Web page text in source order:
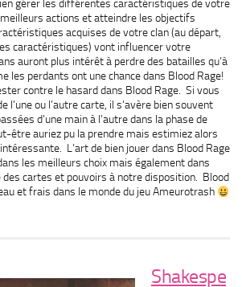
gérer les différentes caractéristiques de votre
actions et atteindre les objectifs
acquises de votre clan (au départ,
caractéristiques) vont influencer votre
auront plus intérêt à perdre des batailles qu’à
les perdants ont une chance dans Blood Rage!
contre le hasard dans Blood Rage. Si vous
l’une ou l’autre carte, il s’avère bien souvent
d’une main à l’autre dans la phase de
être auriez pu la prendre mais estimiez alors
L’art de bien jouer dans Blood Rage
les meilleurs choix mais également dans
des cartes et pouvoirs à notre disposition. Blood
et frais dans le monde du jeu Ameurotrash
Shakespe